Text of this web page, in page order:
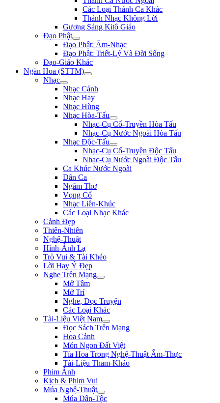
Các Loại Thánh Ca Khác
Thánh Nhạc Không Lời
Gương Sáng Kitô Giáo
Đạo Phật
Đạo Phật: Âm-Nhạc
Đạo Phật: Triết-Lý Và Đời Sống
Đạo-Giáo Khác
Ngàn Hoa (STTM)
Nhạc
Nhạc Cảnh
Nhạc Hay
Nhạc Hùng
Nhạc Hòa-Tấu
Nhạc-Cụ Cổ-Truyền Hòa Tấu
Nhạc-Cụ Nước Ngoài Hòa Tấu
Nhạc Độc-Tấu
Nhạc-Cụ Cổ-Truyền Độc Tấu
Nhạc-Cụ Nước Ngoài Độc Tấu
Ca Khúc Nước Ngoài
Dân Ca
Ngâm Thơ
Vọng Cổ
Nhạc Liên-Khúc
Các Loại Nhạc Khác
Cảnh Đẹp
Thiên-Nhiên
Nghệ-Thuật
Hình-Ảnh Lạ
Trò Vui & Tài Khéo
Lời Hay Ý Đẹp
Nghe Trên Mạng
Mở Tâm
Mở Trí
Nghe, Đọc Truyện
Các Loại Khác
Tài-Liệu Việt Nam
Đọc Sách Trên Mạng
Hoa Cảnh
Món Ngon Đất Việt
Tỉa Hoa Trong Nghệ-Thuật Ẩm-Thực
Tài-Liệu Tham-Khảo
Phim Ảnh
Kịch & Phim Vui
Múa Nghệ-Thuật
Múa Dân-Tộc